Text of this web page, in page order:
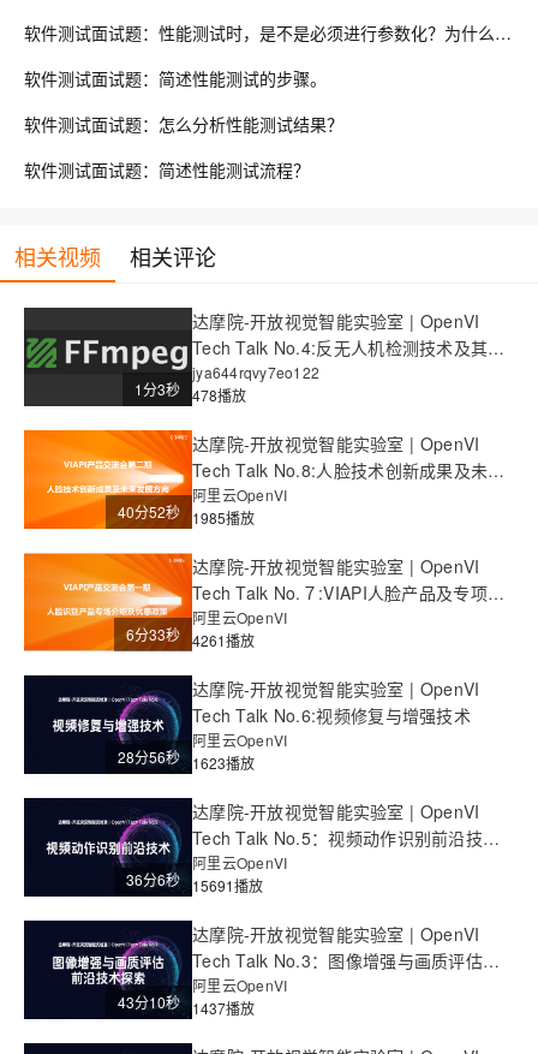
软件测试面试题：性能测试时，是不是必须进行参数化？为什么要创建参数？LoadRunner中如何创建参数？
软件测试面试题：简述性能测试的步骤。
软件测试面试题：怎么分析性能测试结果？
软件测试面试题：简述性能测试流程？
相关视频 相关评论
1分3秒
达摩院-开放视觉智能实验室 | OpenVI
Tech Talk No.4:反无人机检测技术及其竞
赛介绍
jya644rqvy7eo122
478播放
40分52秒
达摩院-开放视觉智能实验室 | OpenVI
Tech Talk No.8:人脸技术创新成果及未来
发展方向
阿里云OpenVI
1985播放
6分33秒
达摩院-开放视觉智能实验室 | OpenVI
Tech Talk No.７:VIAPI人脸产品及专项优
惠介绍
阿里云OpenVI
4261播放
28分56秒
达摩院-开放视觉智能实验室 | OpenVI
Tech Talk No.6:视频修复与增强技术
阿里云OpenVI
1623播放
36分6秒
达摩院-开放视觉智能实验室 | OpenVI
Tech Talk No.5：视频动作识别前沿技术
介绍
阿里云OpenVI
15691播放
43分10秒
达摩院-开放视觉智能实验室 | OpenVI
Tech Talk No.3：图像增强与画质评估前
沿技术探索
阿里云OpenVI
1437播放